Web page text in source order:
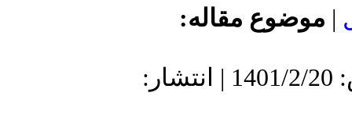
6/12 | پذیرش: 1401/2/20 | انتشار: